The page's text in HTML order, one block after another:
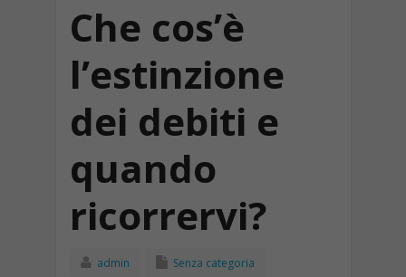
Che cos’è
l’estinzione
dei debiti e
quando
ricorrervi?
admin Senza categoria